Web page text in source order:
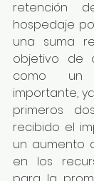
retención
hospedaje
una suma
objetivo de
como un
importante,
primeros
recibido el
un aumento
en los